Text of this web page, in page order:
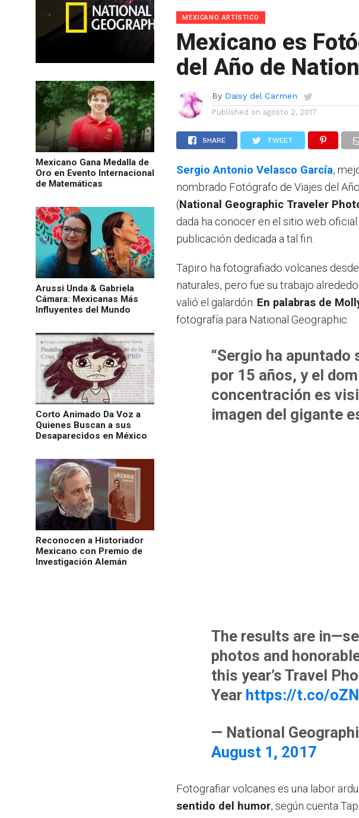
Mexicano Gana Medalla de
Oro en Evento Internacional
de Matemáticas
Arussi Unda & Gabriela
Cámara: Mexicanas Más
Influyentes del Mundo
Corto Animado Da Voz a
Quienes Buscan a sus
Desaparecidos en México
Reconocen a Historiador
Mexicano con Premio de
Investigación Alemán
MEXICANO ARTÍSTICO
Mexicano es
del Año de
By Daisy del Carmen
Published on agosto 2, 2017
SHARE TWEET
Sergio Antonio Velasco García,
nombrado Fotógrafo de Viajes del
(National Geographic Traveler
dada ha conocer en el sitio web
publicación dedicada a tal fin.
Tapiro ha fotografiado volcanes
naturales, pero fue su trabajo
valió el galardón. En palabras de
fotografía para National Geographic:
“Sergio ha apuntado
por 15 años, y el
concentración es
imagen del gigante
The results are
photos and
this year’s Travel
Year https://t.co/
— National
August 1, 2017
Fotografiar volcanes es una labor
sentido del humor, según cuenta